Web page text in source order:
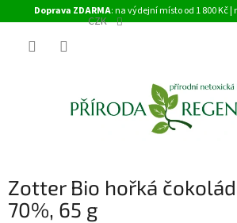
na
Doprava ZDARMA: na výdejní místo od 1 800 Kč |
CZK
Zotter Bio hořká
70%, 65 g